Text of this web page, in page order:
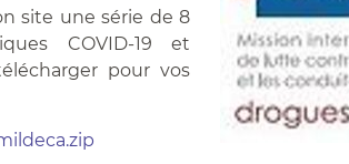
site une série de 8
COVID-19 et
pour vos